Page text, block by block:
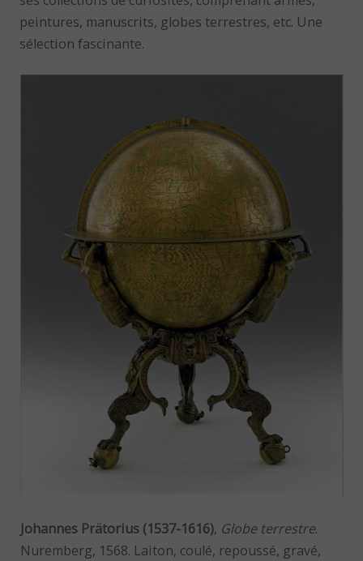
peintures, manuscrits, globes terrestres, etc. Une
sélection fascinante.
Johannes Prätorius (1537-1616), Globe terrestre.
Nuremberg, 1568. Laiton, coulé, repoussé, gravé,